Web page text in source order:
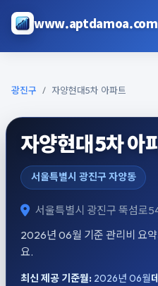
www.aptdamoa.com
광진구 자양현대5차 아파트
자양현대5차 아
서울특별시 광진구 자양동
서울특별시 광진구 뚝섬로
2026년 06월 기준 관리비 요
요.
최신 제공 기준월: 2026년 06월